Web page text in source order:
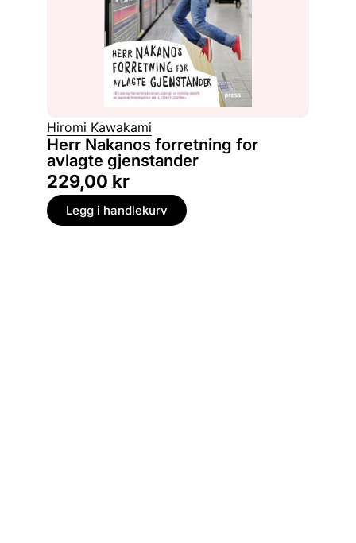
Hiromi Kawakami
Herr Nakanos forretning for
avlagte gjenstander
229,00 kr
Legg i handlekurv